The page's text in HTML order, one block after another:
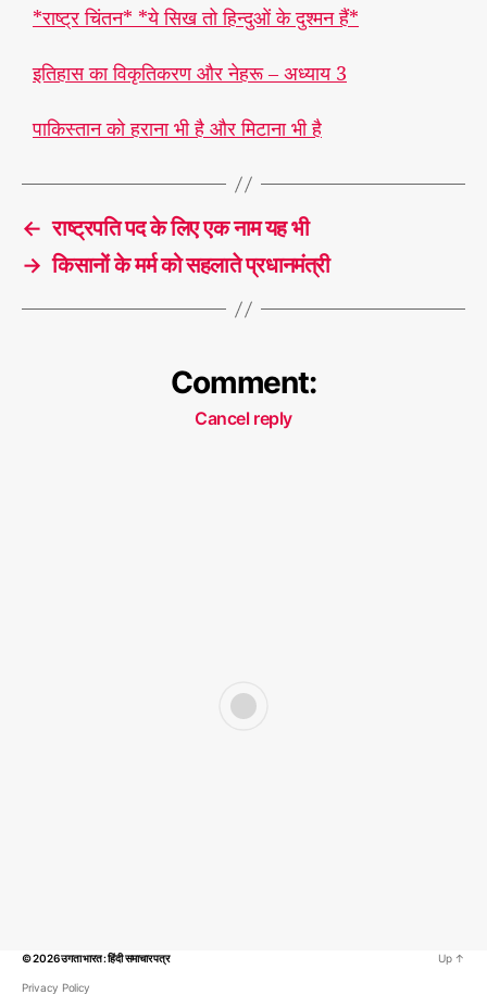
*राष्ट्र चिंतन* *ये सिख तो हिन्दुओं के दुश्मन हैं*
इतिहास का विकृतिकरण और नेहरू – अध्याय 3
पाकिस्तान को हराना भी है और मिटाना भी है
T
g
यां,
फा
स्ट
ड्स
#
त,
#ष
डय़ं
← राष्ट्रपति पद के लिए एक नाम यह भी
→ किसानों के मर्म को सहलाते प्रधानमंत्री
Comment:
Cancel reply
© 2026उगता भारत : हिंदी समाचार पत्र
Privacy Policy
Up ↑